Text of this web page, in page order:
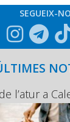
SEGUEIX-
l’atur a